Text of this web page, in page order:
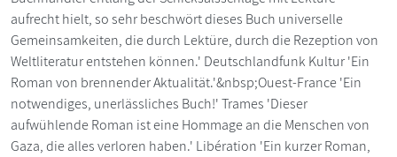
aufrecht hielt, so sehr beschwört dieses Buch universelle
Gemeinsamkeiten, die durch Lektüre, durch die Rezeption von
Weltliteratur entstehen können.' Deutschlandfunk Kultur 'Ein
Roman von brennender Aktualität.'&nbsp;Ouest-France 'Ein
notwendiges, unerlässliches Buch!' Trames 'Dieser
aufwühlende Roman ist eine Hommage an die Menschen von
Gaza, die alles verloren haben.' Libération 'Ein kurzer Roman,